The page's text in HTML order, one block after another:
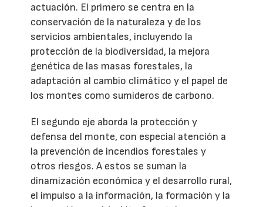
actuación. El primero se centra en la
conservación de la naturaleza y de los
servicios ambientales, incluyendo la
protección de la biodiversidad, la mejora
genética de las masas forestales, la
adaptación al cambio climático y el papel de
los montes como sumideros de carbono.
El segundo eje aborda la protección y
defensa del monte, con especial atención a
la prevención de incendios forestales y
otros riesgos. A estos se suman la
dinamización económica y el desarrollo rural,
el impulso a la información, la formación y la